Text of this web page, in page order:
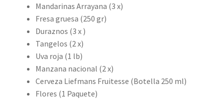
Mandarinas Arrayana (3 x)
Fresa gruesa (250 gr)
Duraznos (3 x )
Tangelos (2 x)
Uva roja (1 lb)
Manzana nacional (2 x)
Cerveza Liefmans Fruitesse (Botella 250 ml)
Flores (1 Paquete)